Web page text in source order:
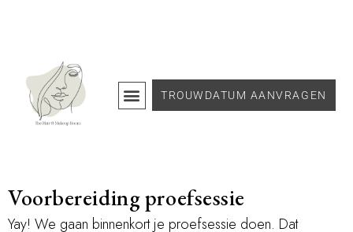
TROUWDATUM AANVRAGEN
Voorbereiding proefsessie
Yay! We gaan binnenkort je proefsessie doen. Dat